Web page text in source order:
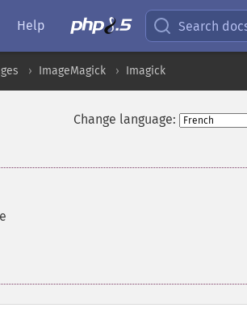
Help Search
ImageMagick Imagick
Change language: